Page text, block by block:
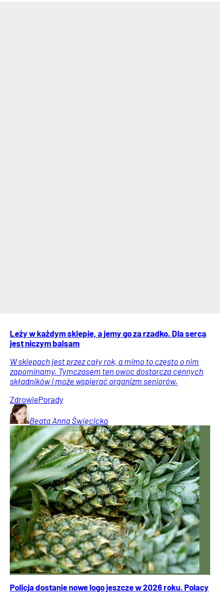
Leży w każdym sklepie, a jemy go za rzadko. Dla serca
jest niczym balsam
W sklepach jest przez cały rok, a mimo to często o nim
zapominamy. Tymczasem ten owoc dostarcza cennych
składników i może wspierać organizm seniorów.
ZdrowiePorady
Beata Anna Święcicka
Policja dostanie nowe logo jeszcze w 2026 roku. Polacy